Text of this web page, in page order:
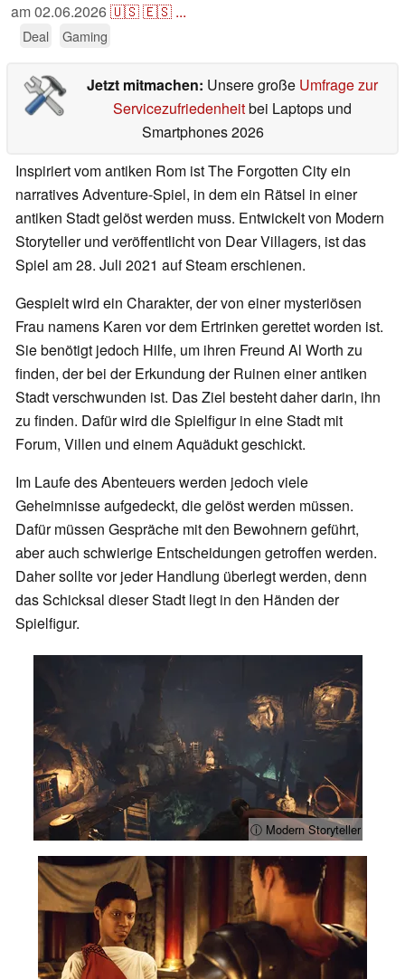
am02.06.2026🇺🇸🇪🇸 ...
Deal Gaming
Jetzt mitmachen: Unsere große Umfrage zur
Servicezufriedenheitbei Laptops und
Smartphones 2026
Inspiriert vom antiken Rom ist The Forgotten City ein
narratives Adventure-Spiel, in dem ein Rätsel in einer
antiken Stadt gelöst werden muss. Entwickelt von Modern
Storyteller und veröffentlicht von Dear Villagers, ist das
Spiel am 28. Juli 2021 auf Steam erschienen.
Gespielt wird ein Charakter, der von einer mysteriösen
Frau namens Karen vor dem Ertrinken gerettet worden ist.
Sie benötigt jedoch Hilfe, um ihren Freund Al Worth zu
finden, der bei der Erkundung der Ruinen einer antiken
Stadt verschwunden ist. Das Ziel besteht daher darin, ihn
zu finden. Dafür wird die Spielfigur in eine Stadt mit
Forum, Villen und einem Aquädukt geschickt.
Im Laufe des Abenteuers werden jedoch viele
Geheimnisse aufgedeckt, die gelöst werden müssen.
Dafür müssen Gespräche mit den Bewohnern geführt,
aber auch schwierige Entscheidungen getroffen werden.
Daher sollte vor jeder Handlung überlegt werden, denn
das Schicksal dieser Stadt liegt in den Händen der
Spielfigur.
ⓘ Modern Storyteller